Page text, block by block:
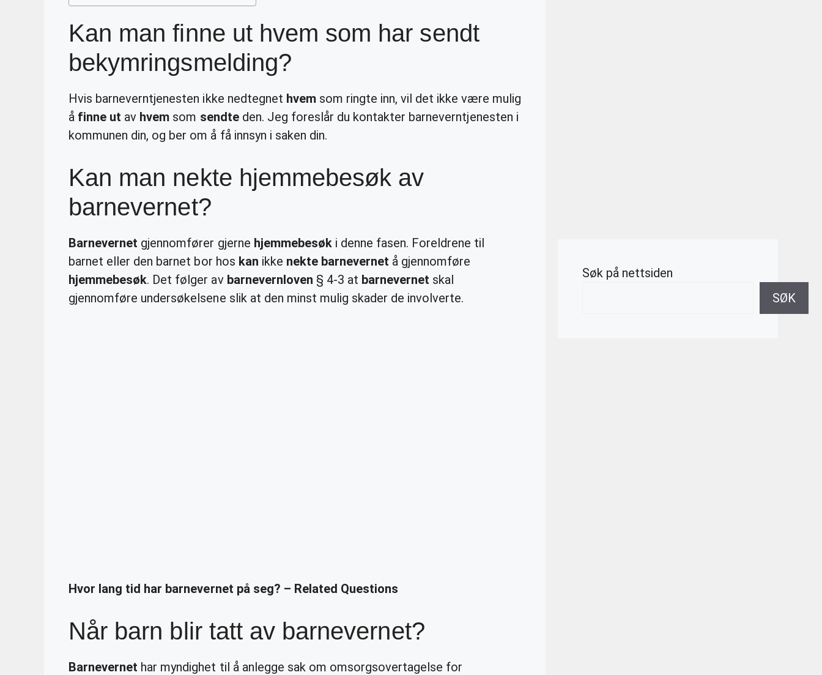
Kan man finne ut hvem som har sendt
bekymringsmelding?
Hvis barneverntjenesten ikke nedtegnet hvemsom ringte inn, vil det ikke være mulig
å finne ut av hvem som sendteden. Jeg foreslår du kontakter barneverntjenesten i
kommunen din, og ber om å få innsyn i saken din.
Kan man nekte hjemmebesøk av
barnevernet?
Barnevernet gjennomfører gjerne hjemmebesøki denne fasen. Foreldrene til
barnet eller den barnet bor hos kan ikke nekte barnevernet å gjennomføre
hjemmebesøk. Det følger av barnevernloven § 4-3 at barnevernet skal
gjennomføre undersøkelsene slik at den minst mulig skader de involverte.
Hvor lang tid har barnevernet på seg? – Related Questions
Når barn blir tatt av barnevernet?
Barnevernet har myndighet til å anlegge sak om omsorgsovertagelse for
Søk på nettsiden
SØK